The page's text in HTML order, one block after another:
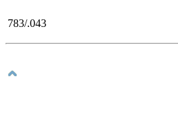
783/.043